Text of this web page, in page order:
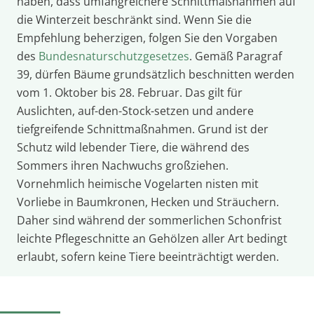
die Winterzeit beschränkt sind. Wenn Sie die
Empfehlung beherzigen, folgen Sie den Vorgaben
des Bundesnaturschutzgesetzes. Gemäß Paragraf
39, dürfen Bäume grundsätzlich beschnitten werden
vom 1. Oktober bis 28. Februar. Das gilt für
Auslichten, auf-den-Stock-setzen und andere
tiefgreifende Schnittmaßnahmen. Grund ist der
Schutz wild lebender Tiere, die während des
Sommers ihren Nachwuchs großziehen.
Vornehmlich heimische Vogelarten nisten mit
Vorliebe in Baumkronen, Hecken und Sträuchern.
Daher sind während der sommerlichen Schonfrist
leichte Pflegeschnitte an Gehölzen aller Art bedingt
erlaubt, sofern keine Tiere beeinträchtigt werden.